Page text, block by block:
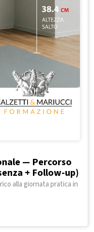
— Percorso
+ Follow-up)
alla giornata pratica in